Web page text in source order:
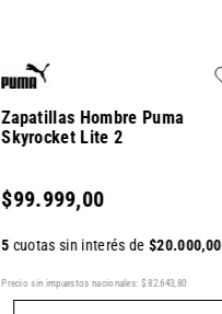
Zapatillas Hombre Puma
Skyrocket Lite 2
$99.999,00
5 cuotas sin interés de$20.000,00
Precio sin impuestos nacionales: $ 82.643,80